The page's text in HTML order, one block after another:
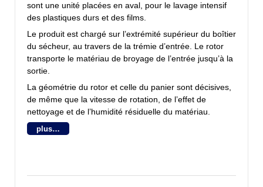
sont une unité placées en aval, pour le lavage intensif
des plastiques durs et des films.
Le produit est chargé sur l’extrémité supérieur du boîtier
du sécheur, au travers de la trémie d’entrée. Le rotor
transporte le matériau de broyage de l’entrée jusqu’à la
sortie.
La géométrie du rotor et celle du panier sont décisives,
de même que la vitesse de rotation, de l’effet de
nettoyage et de l’humidité résiduelle du matériau.
plus…